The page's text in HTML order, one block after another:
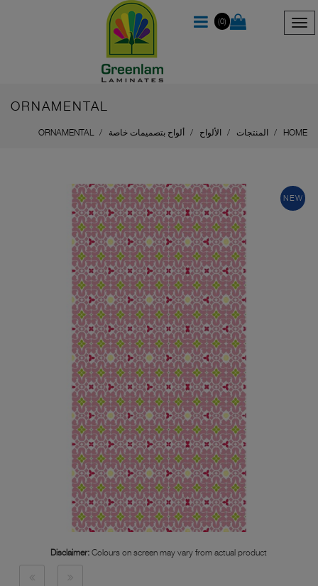
(0)
ORNAMENTAL
HOME المنتجات الألواح ألواح بتصميمات خاصة ORNAMENTAL
NEW
Disclaimer: Colours on screen may vary from actual product